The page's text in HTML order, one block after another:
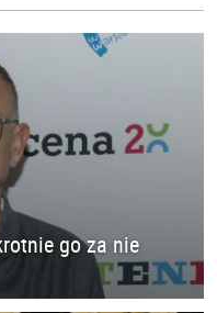
go za nie